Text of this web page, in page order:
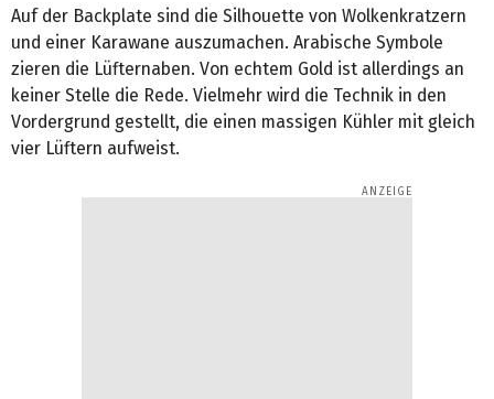
Auf der Backplate sind die Silhouette von Wolkenkratzern
und einer Karawane auszumachen. Arabische Symbole
zieren die Lüfternaben. Von echtem Gold ist allerdings an
keiner Stelle die Rede. Vielmehr wird die Technik in den
Vordergrund gestellt, die einen massigen Kühler mit gleich
vier Lüftern aufweist.